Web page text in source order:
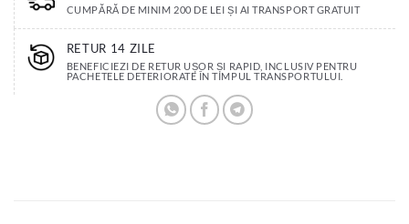
CUMPĂRĂ DE MINIM 200 DE LEI ȘI AI TRANSPORT GRATUIT
RETUR 14 ZILE
BENEFICIEZI DE RETUR UȘOR ȘI RAPID, INCLUSIV PENTRU
PACHETELE DETERIORATE ÎN TIMPUL TRANSPORTULUI.